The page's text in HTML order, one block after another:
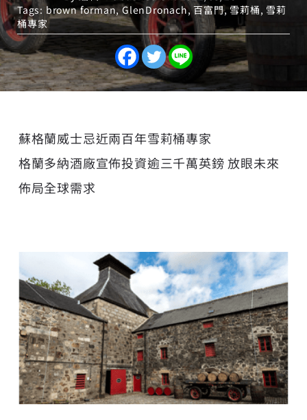
Tags: brown forman,GlenDronach,百富門, 雪莉桶, 雪莉
桶專家
蘇格蘭威士忌近兩百年雪莉桶專家
格蘭多納酒廠宣佈投資逾三千萬英鎊 放眼未來
佈局全球需求